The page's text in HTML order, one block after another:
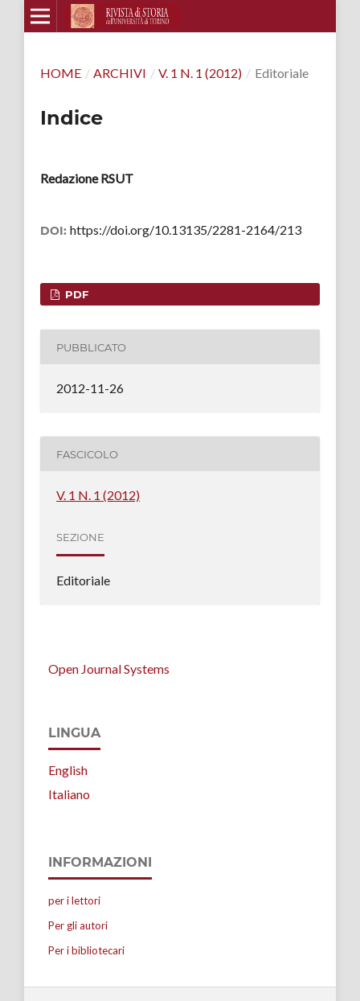
HOME / ARCHIVI / V. 1 N. 1 (2012) / Editoriale
Indice
Redazione RSUT
DOI: https://doi.org/10.13135/2281-2164/213
PDF
PUBBLICATO
2012-11-26
FASCICOLO
V. 1 N. 1 (2012)
SEZIONE
Editoriale
Open Journal Systems
LINGUA
English
Italiano
INFORMAZIONI
per i lettori
Per gli autori
Per i bibliotecari